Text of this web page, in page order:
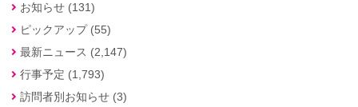
お知らせ (131)
ピックアップ (55)
最新ニュース (2,147)
行事予定 (1,793)
訪問者別お知らせ (3)